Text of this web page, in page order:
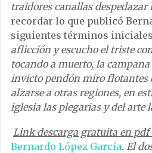
traidores canallas despedazar
recordar lo que publicó
siguientes términos
aflicción y escucho el triste
tocando a muerto, la
invicto pendón miro flotantes
alzarse a otras regiones, en
iglesia las plegarias y del arte
Link descarga gratuita en pdf
Bernardo López García. El